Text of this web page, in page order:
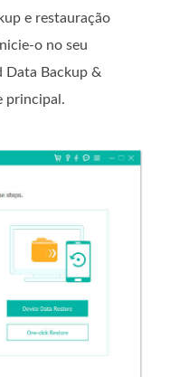
e restauração
o no seu
Data Backup &
principal.